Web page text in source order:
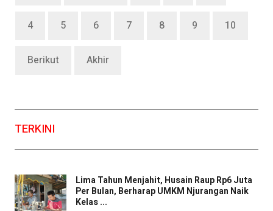
4 5 6 7 8 9 10
Berikut Akhir
TERKINI
Lima Tahun Menjahit, Husain Raup Rp6 Juta
Per Bulan, Berharap UMKM Njurangan Naik
Kelas ...